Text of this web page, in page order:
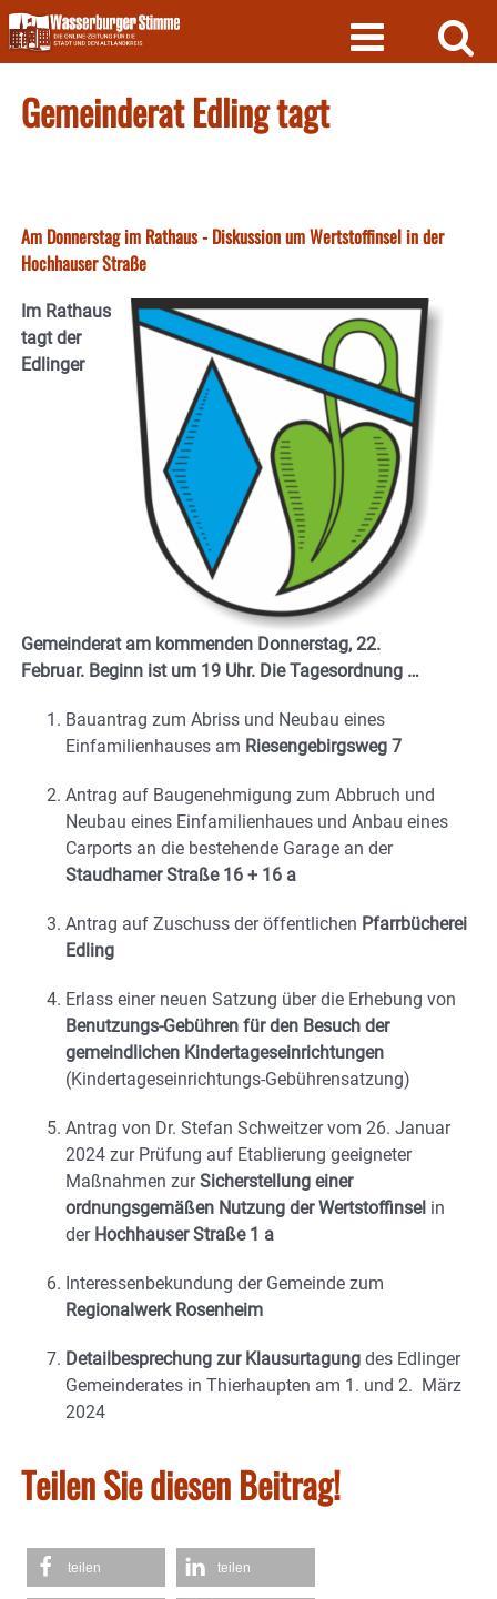
Skip
to
content
Gemeinderat Edling tagt
Am Donnerstag im Rathaus - Diskussion um Wertstoffinsel in der
Hochhauser Straße
Im Rathaus
tagt der
Edlinger
Gemeinderat am kommenden Donnerstag, 22.
Februar. Beginn ist um 19 Uhr. Die Tagesordnung …
Bauantrag zum Abriss und Neubau eines
Einfamilienhauses am Riesengebirgsweg 7
Antrag auf Baugenehmigung zum Abbruch und
Neubau eines Einfamilienhaues und Anbau eines
Carports an die bestehende Garage an der
Staudhamer Straße 16 + 16 a
Antrag auf Zuschuss der öffentlichen Pfarrbücherei
Edling
Erlass einer neuen Satzung über die Erhebung von
Benutzungs-Gebühren für den Besuch der
gemeindlichen Kindertageseinrichtungen
(Kindertageseinrichtungs-Gebührensatzung)
Antrag von Dr. Stefan Schweitzer vom 26. Januar
2024 zur Prüfung auf Etablierung geeigneter
Maßnahmen zurSicherstellung einer
ordnungsgemäßen Nutzung der Wertstoffinsel in
der Hochhauser Straße 1 a
Interessenbekundung der Gemeinde zum
Regionalwerk Rosenheim
Detailbesprechung zur Klausurtagung des Edlinger
Gemeinderates in Thierhaupten am 1. und 2. März
2024
Teilen Sie diesen Beitrag!
teilen teilen